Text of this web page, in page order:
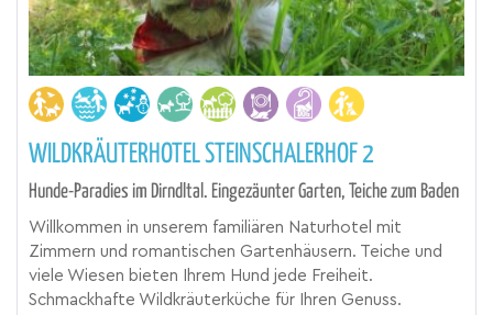
WILDKRÄUTERHOTEL STEINSCHALERHOF 2
Hunde-Paradies im Dirndltal. Eingezäunter Garten, Teiche zum Baden
Willkommen in unserem familiären Naturhotel mit
Zimmern und romantischen Gartenhäusern. Teiche und
viele Wiesen bieten Ihrem Hund jede Freiheit.
Schmackhafte Wildkräuterküche für Ihren Genuss.